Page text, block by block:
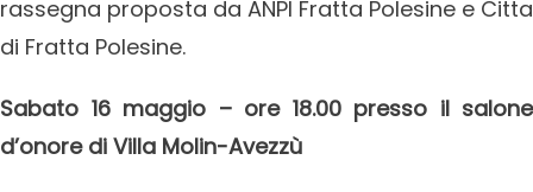
rassegna proposta da ANPI Fratta Polesine e Citta
di Fratta Polesine.
Sabato 16 maggio – ore 18.00 presso il salone
d’onore di Villa Molin-Avezzù